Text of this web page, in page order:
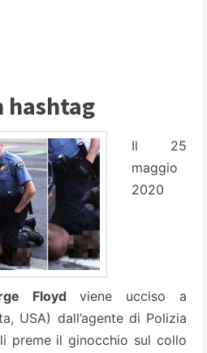
hashtag
Il 25
maggio
2020
Floyd viene ucciso a
USA) dall’agente di Polizia
preme il ginocchio sul collo